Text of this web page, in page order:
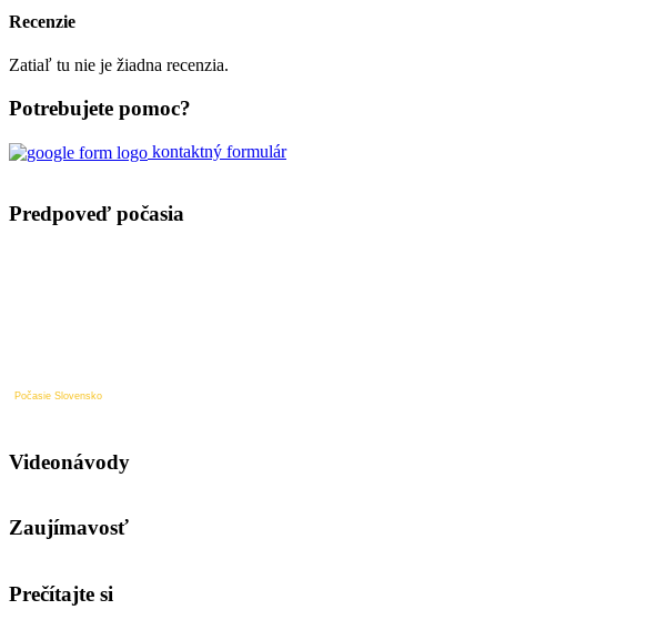
Recenzie
Zatiaľ tu nie je žiadna recenzia.
Potrebujete pomoc?
kontaktný formulár
Predpoveď počasia
Počasie Slovensko
Videonávody
Zaujímavosť
Prečítajte si